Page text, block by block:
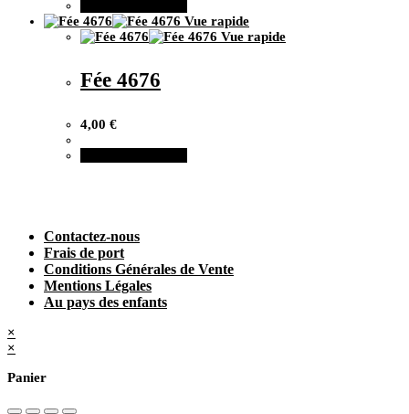
page
du
produit
Vue rapide
Vue rapide
Fée 4676
4,00 €
Contactez-nous
Frais de port
Conditions Générales de Vente
Mentions Légales
Au pays des enfants
×
×
Panier